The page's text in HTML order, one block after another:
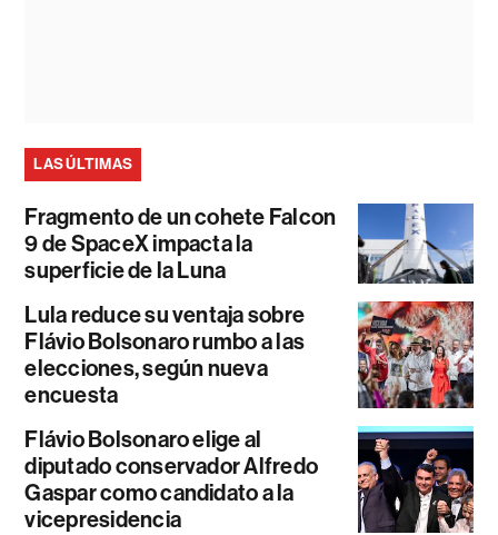
LAS ÚLTIMAS
Fragmento de un cohete Falcon
9 de SpaceX impacta la
superficie de la Luna
Lula reduce su ventaja sobre
Flávio Bolsonaro rumbo a las
elecciones, según nueva
encuesta
Flávio Bolsonaro elige al
diputado conservador Alfredo
Gaspar como candidato a la
vicepresidencia